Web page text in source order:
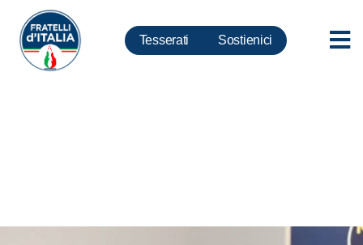
Tesserati Sostienici